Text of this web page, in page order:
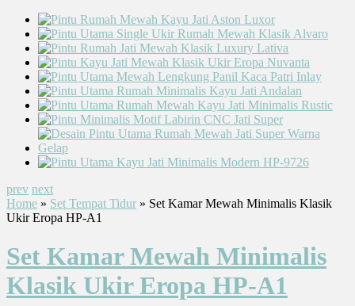
prev next
Home » Set Tempat Tidur » Set Kamar Mewah Minimalis Klasik
Ukir Eropa HP-A1
Set Kamar Mewah Minimalis
Klasik Ukir Eropa HP-A1